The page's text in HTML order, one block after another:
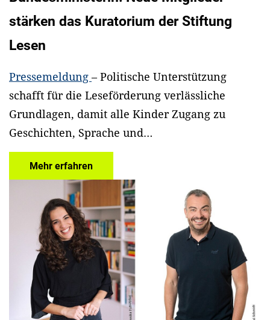
stärken das Kuratorium der Stiftung
Lesen
Pressemeldung– Politische Unterstützung
schafft für die Leseförderung verlässliche
Grundlagen, damit alle Kinder Zugang zu
Geschichten, Sprache und…
Mehr erfahren